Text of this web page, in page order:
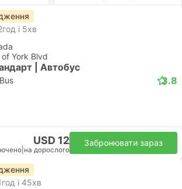
і 5хв
York Blvd
| Автобус
3.8
USD 12
на дорослого
Забронювати зараз
і 45хв